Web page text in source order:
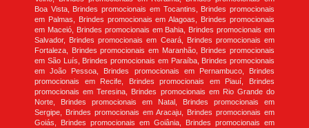
Boa Vista, Brindes promocionais em Tocantins, Brindes promocionais
em Palmas, Brindes promocionais em Alagoas, Brindes promocionais
em Maceió, Brindes promocionais em Bahia, Brindes promocionais em
Salvador, Brindes promocionais em Ceará, Brindes promocionais em
Fortaleza, Brindes promocionais em Maranhão, Brindes promocionais
em São Luís, Brindes promocionais em Paraíba, Brindes promocionais
em João Pessoa, Brindes promocionais em Pernambuco, Brindes
promocionais em Recife, Brindes promocionais em Piauí, Brindes
promocionais em Teresina, Brindes promocionais em Rio Grande do
Norte, Brindes promocionais em Natal, Brindes promocionais em
Sergipe, Brindes promocionais em Aracaju, Brindes promocionais em
Goiás, Brindes promocionais em Goiânia, Brindes promocionais em